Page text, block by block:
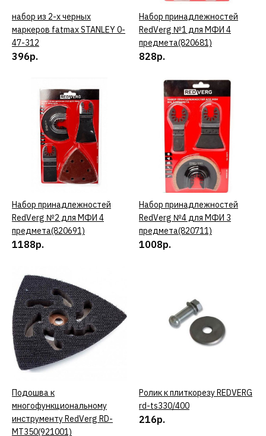
ДОБАВИТЬ К СРАВНЕНИЮ
ДОБАВИТЬ В ПОЖЕЛАНИЯ
Нож для рубанка REBIR
110 мм
КУПИТЬ
ДОБАВИТЬ К СРАВНЕНИЮ
ДОБАВИТЬ В ПОЖЕЛАНИЯ
STANLEY
ДОБАВИТЬ В ПОЖЕЛАНИЯ
КУПИТЬ
набор из 2-х черных
маркеров fatmax STANLEY 0-
47-312
396р.
КУПИТЬ
Набор принадлежностей
RedVerg №1 для МФИ 4
предмета(820681)
828р.
КУПИТЬ
Набор принадлежностей
RedVerg №2 для МФИ 4
предмета(820691)
1188р.
КУПИТЬ
Набор принадлежностей
RedVerg №4 для МФИ 3
предмета(820711)
1008р.
КУПИТЬ
Подошва к
многофункциональному
инструменту RedVerg RD-
MT350(921001)
КУПИТЬ
Ролик к плиткорезу REDVERG
rd-ts330/400
216р.